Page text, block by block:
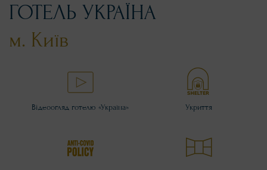
ГОТЕЛЬ УКРАЇНА
м. Київ
Відеоогляд готелю «Україна» Укриття